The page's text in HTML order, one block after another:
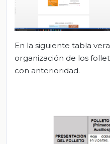
En la siguiente tabla
organización de los
con anterioridad.